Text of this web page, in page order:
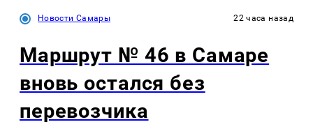
Новости Самары 22 часа назад
Маршрут № 46 в Самаре
вновь остался без
перевозчика